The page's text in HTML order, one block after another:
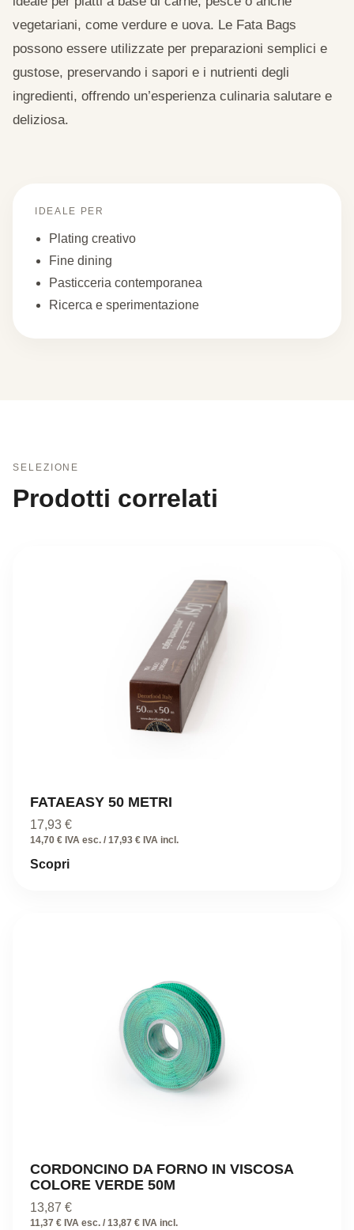
vegetariani, come verdure e uova. Le Fata Bags
possono essere utilizzate per preparazioni semplici e
gustose, preservando i sapori e i nutrienti degli
ingredienti, offrendo un’esperienza culinaria salutare e
deliziosa.
IDEALE PER
Plating creativo
Fine dining
Pasticceria contemporanea
Ricerca e sperimentazione
SELEZIONE
Prodotti correlati
FATAEASY 50 METRI
17,93 €
14,70 € IVA esc. / 17,93 € IVA incl.
Scopri
CORDONCINO DA FORNO IN VISCOSA
COLORE VERDE 50M
13,87 €
11,37 € IVA esc. / 13,87 € IVA incl.